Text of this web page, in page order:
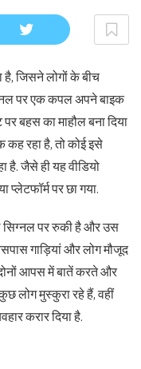
है, जिसने लोगों के बीच
पर एक कपल अपने बाइक
बहस का माहौल बना दिया
कह रहा है, तो कोई इसे
है. जैसे ही यह वीडियो
पर छा गया.
सिग्नल पर रुकी है और उस
गाड़ियां और लोग मौजूद
आपस में बातें करते और
लोग मुस्कुरा रहे हैं, वहीं
करार दिया है.